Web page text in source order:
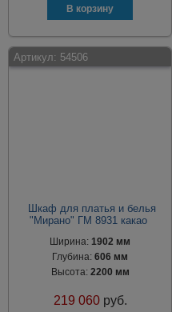
Артикул: 54506
Шкаф для платья и белья
"Мирано" ГМ 8931 какао
Ширина:1902 мм
Глубина:606 мм
Высота: 2200 мм
219 060 руб.